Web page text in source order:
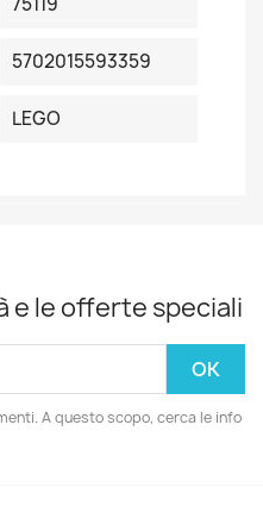
5702015593359
LEGO
e le offerte speciali
A questo scopo, cerca le info